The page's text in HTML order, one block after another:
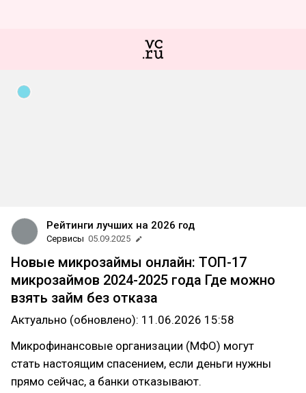
Рейтинги лучших на 2026 год
Сервисы 05.09.2025
Новые микрозаймы онлайн: ТОП-17
микрозаймов 2024-2025 года Где можно
взять займ без отказа
Актуально (обновлено): 11.06.2026 15:58
Микрофинансовые организации (МФО) могут
стать настоящим спасением, если деньги нужны
прямо сейчас, а банки отказывают.